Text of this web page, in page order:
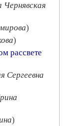
Чернявская
)
)
рассвете
Сергеевна
)